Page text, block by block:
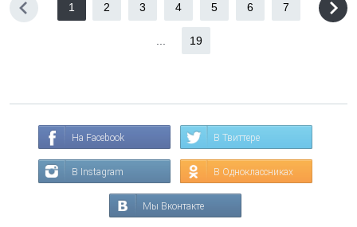
1 2 3 4 5 6 7
19
На Facebook В Твиттере
В Instagram В Одноклассниках
Мы Вконтакте